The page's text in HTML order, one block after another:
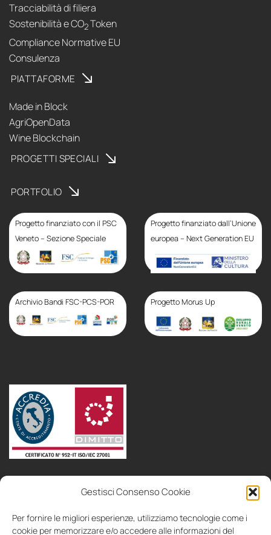
Gestisci Consenso Cookie
Per fornire le migliori esperienze, utilizziamo tecnologie come i
cookie per memorizzare e/o accedere alle informazioni del
Tracciabilità di filiera
Sostenibilità e CO2Token
Compliance Normative EU
Consulenza
PIATTAFORME
Made in Block
AgriOpenData
Wine Blockchain
PROGETTI SPECIALI
PORTFOLIO
Progetto finanziato con il PSC
Veneto – Sezione Speciale
Progetto finanziato con
il PSC Veneto – Sezione
Speciale
Progetto finanziato dall’Unione
europea – Next Generation EU
Archivio Bandi FSC-PCS-POR Progetto Morus Up
bandiconsulenzacollaboriamo EN